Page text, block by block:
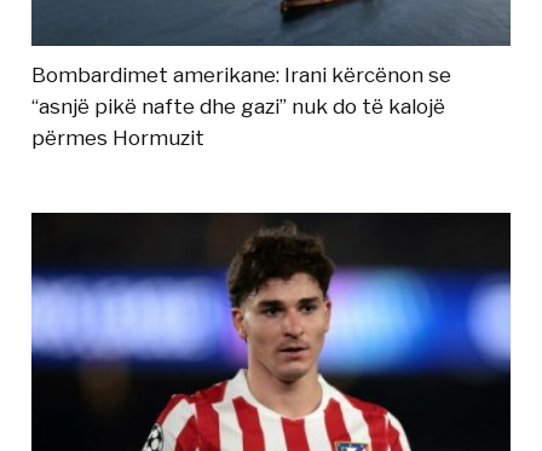
Bombardimet amerikane: Irani kërcënon se
“asnjë pikë nafte dhe gazi” nuk do të kalojë
përmes Hormuzit